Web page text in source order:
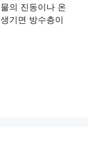
의 진동이나 온
기면 방수층이